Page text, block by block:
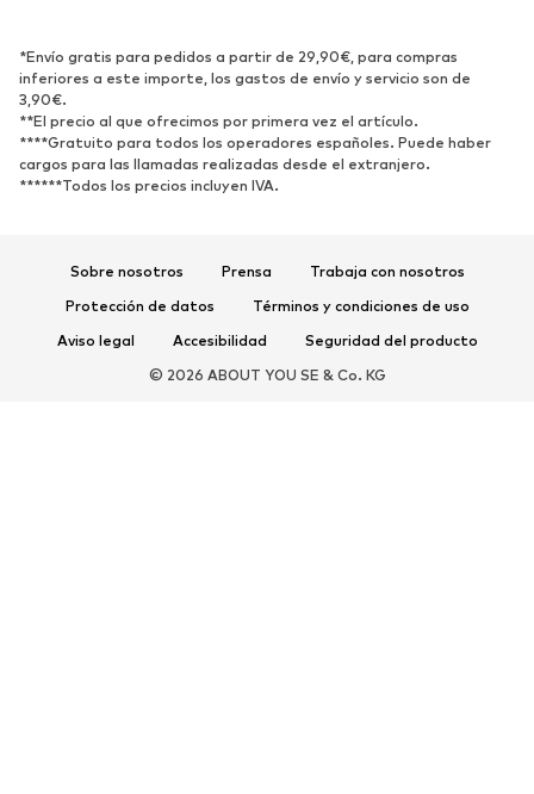
Zapatos bajos
Zapatos deportivos
Zapatos abiertos
DEPORTE
Ropa deportiva
Disciplinas deportivas
Complementos deportivos
COMPLEMENTOS
*Envío gratis para pedidos a partir de 29,90€, para compras
inferiores a este importe, los gastos de envío y servicio son de
3,90€.
**El precio al que ofrecimos por primera vez el artículo.
****Gratuito para todos los operadores españoles. Puede haber
cargos para las llamadas realizadas desde el extranjero.
******Todos los precios incluyen IVA.
Sobre nosotros Prensa
Trabaja con nosotros
Protección de datos
Términos y condiciones de uso
Aviso legal
Accesibilidad
Seguridad del producto
© 2026 ABOUT YOU SE & Co. KG